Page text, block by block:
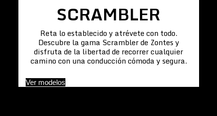
SCRAMBLER
Reta lo establecido y atrévete con todo.
Descubre la gama Scrambler de Zontes y
disfruta de la libertad de recorrer cualquier
camino con una conducción cómoda y segura.
Ver modelos